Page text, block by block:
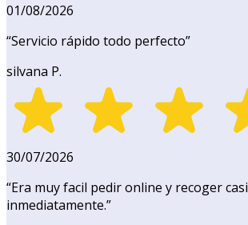
01/08/2026
“Servicio rápido todo perfecto”
silvana P.
30/07/2026
“Era muy facil pedir online y recoger casi
inmediatamente.”